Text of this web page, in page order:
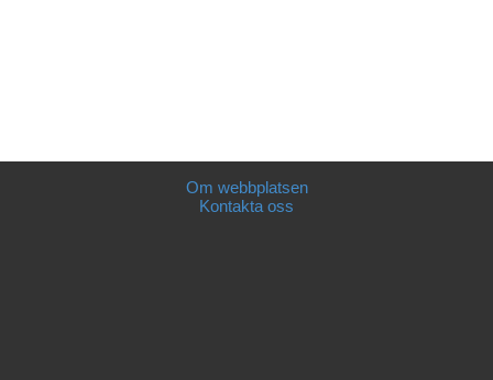
Om webbplatsen
Kontakta oss